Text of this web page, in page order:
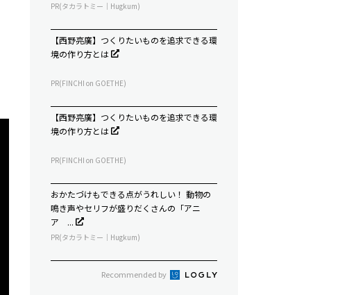
PR(タカラトミー｜Hugkum)
【西野亮廣】つくりたいものを追求できる環
境の作り方とは
PR(FINCHI on GOETHE)
【西野亮廣】つくりたいものを追求できる環
境の作り方とは
PR(FINCHI on GOETHE)
おかたづけもできる点がうれしい！ 動物の
鳴き声やセリフが盛りだくさんの「アニ
ア ...
PR(タカラトミー｜Hugkum)
Recommended by